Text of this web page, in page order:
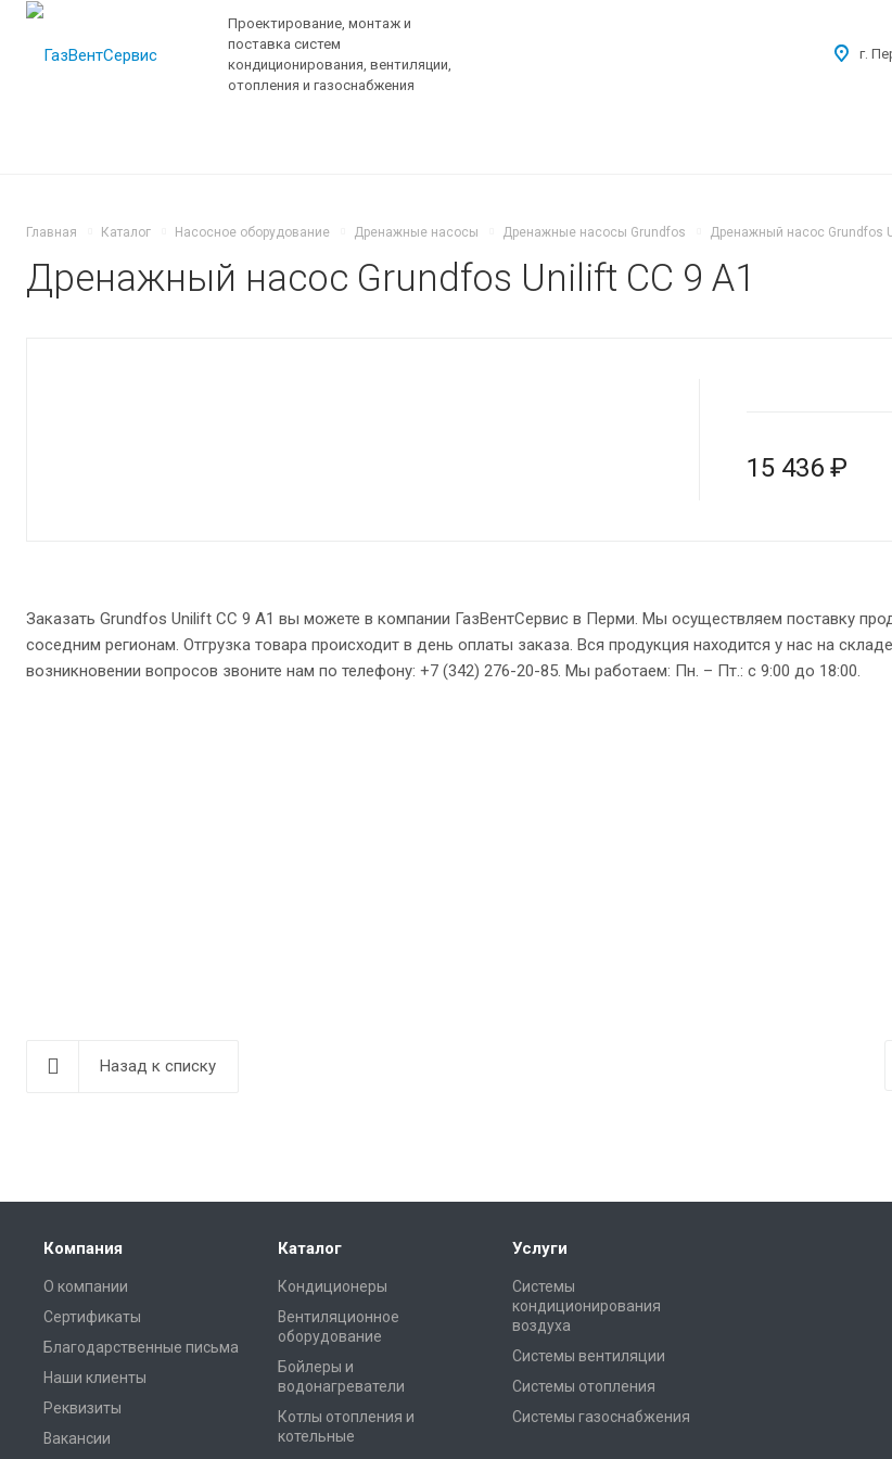
Проектирование, монтаж и
поставка систем
кондиционирования, вентиляции,
отопления и газоснабжения
г.
Главная Каталог Насосное оборудование Дренажные насосы Дренажные насосы Grundfos Дренажный насос Grundfos
Дренажный насос Grundfos Unilift CC 9 A1
15 436 ₽
Заказать Grundfos Unilift CC 9 A1 вы можете в компании ГазВентСервис в Перми. Мы осуществляем поставку
соседним регионам. Отгрузка товара происходит в день оплаты заказа. Вся продукция находится у нас на
возникновении вопросов звоните нам по телефону: +7 (342) 276-20-85. Мы работаем: Пн. – Пт.: с 9:00 до 18:00.
Назад к списку
Компания
О компании
Сертификаты
Благодарственные письма
Наши клиенты
Реквизиты
Вакансии
Каталог
Кондиционеры
Вентиляционное
оборудование
Бойлеры и
водонагреватели
Котлы отопления и
котельные
Услуги
Системы
кондиционирования
воздуха
Системы вентиляции
Системы отопления
Системы газоснабжения